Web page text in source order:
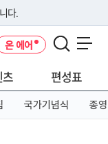
다.
고 있다면 아래 URL에
온 에어
편성표
국가기념식 종영